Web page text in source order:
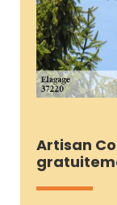
Artisan